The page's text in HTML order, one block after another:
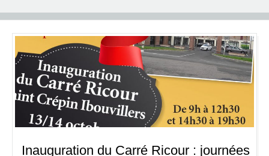
Inauguration du Carré Ricour : journées